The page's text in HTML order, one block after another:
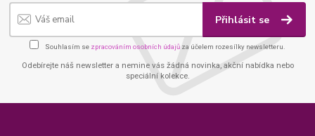
Přihlásit se
Souhlasím se zpracováním osobních údajů za účelem rozesílky newsletteru.
Odebírejte náš newsletter a nemine vás žádná novinka, akční nabídka nebo
speciální kolekce.